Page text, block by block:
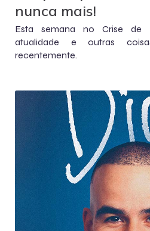
nunca mais!
Esta semana no Crise de
atualidade e outras
recentemente.